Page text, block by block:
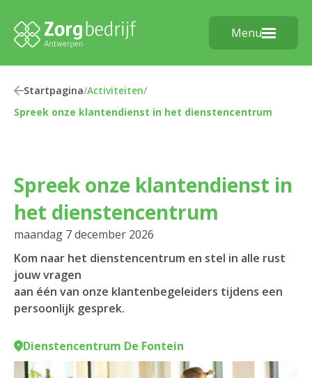
Menu
Startpagina/Activiteiten/
Spreek onze klantendienst in het dienstencentrum
Spreek onze klantendienst in
het dienstencentrum
maandag 7 december 2026
Kom naar het dienstencentrum en stel in alle rust
jouw vragen
aan één van onze klantenbegeleiders tijdens een
persoonlijk gesprek.
Dienstencentrum De Fontein